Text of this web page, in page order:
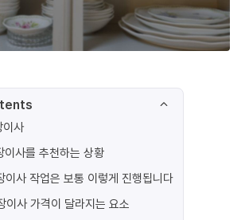
이사
이사를 추천하는 상황
이사 작업은 보통 이렇게 진행됩니다
이사 가격이 달라지는 요소